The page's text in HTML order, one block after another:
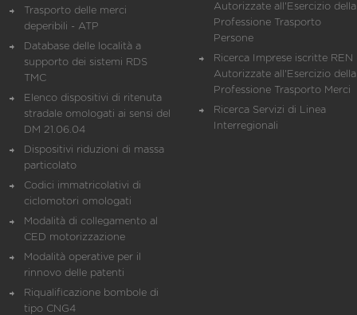
Trasporto delle merci
deperibili - ATP
Database delle località a
supporto dei sistemi RDS
TMC
Elenco dispositivi di ritenuta
stradale omologati ai sensi del
DM 21.06.04
Dispositivi riduzioni di massa
particolato
Codici immatricolativi di
ciclomotori omologati
Modalità di collegamento al
CED motorizzazione
Modalità operative per il
rinnovo delle patenti
Riqualificazione bombole di
tipo CNG4
Autorizzate all'Esercizio della
Professione Trasporto
Persone
Ricerca Imprese iscritte REN
Autorizzate all'Esercizio della
Professione Trasporto Merci
Ricerca Servizi di Linea
Interregionali